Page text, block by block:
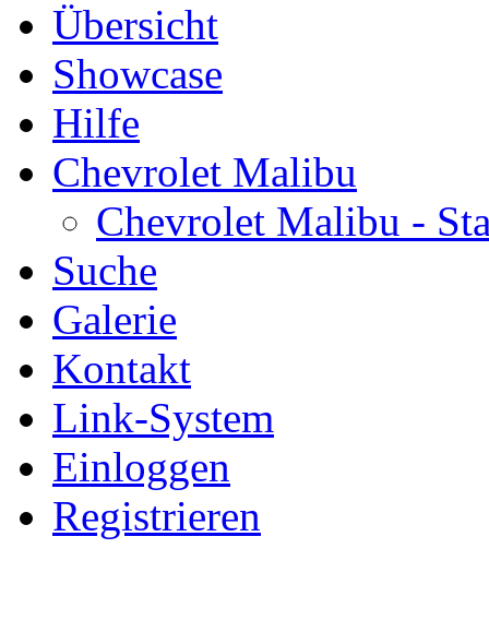
Übersicht
Showcase
Hilfe
Chevrolet Malibu
Chevrolet Malibu -
Suche
Galerie
Kontakt
Link-System
Einloggen
Registrieren